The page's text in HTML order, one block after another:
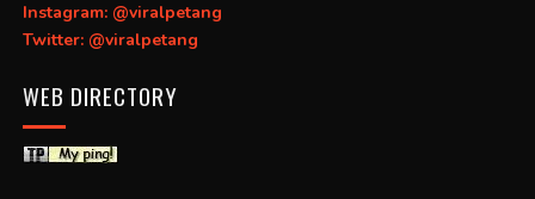
Instagram: @viralpetang
Twitter: @viralpetang
WEB DIRECTORY